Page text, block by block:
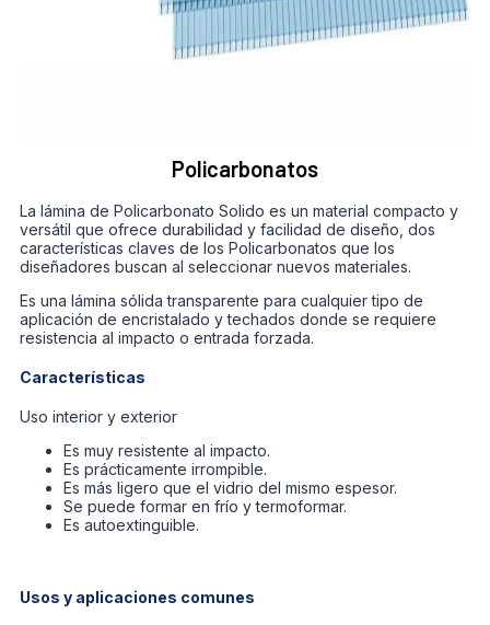
Policarbonatos
La lámina de Policarbonato Solido es un material compacto y
versátil que ofrece durabilidad y facilidad de diseño, dos
características claves de los Policarbonatos que los
diseñadores buscan al seleccionar nuevos materiales.
Es una lámina sólida transparente para cualquier tipo de
aplicación de encristalado y techados donde se requiere
resistencia al impacto o entrada forzada.
Características
Uso interior y exterior
Es muy resistente al impacto.
Es prácticamente irrompible.
Es más ligero que el vidrio del mismo espesor.
Se puede formar en frío y termoformar.
Es autoextinguible.
Usos y aplicaciones comunes